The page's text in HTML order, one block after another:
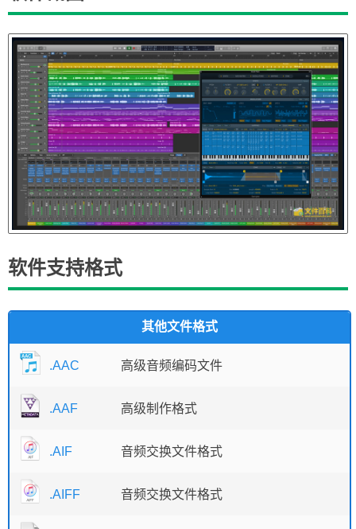
软件支持格式
其他文件格式
.AAC 高级音频编码文件
.AAF 高级制作格式
.AIF 音频交换文件格式
.AIFF 音频交换文件格式